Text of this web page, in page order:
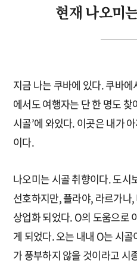
현재 나오미
지금 나는 쿠바에 있다. 쿠바
에서도 여행자는 단 한 명도 찾
시골’에 와있다. 이곳은 내가
이다.
나오미는 시골 취향이다. 도시
선호하지만, 플라야, 라르가나
상업화 되었다. O의 도움으로
게 되었다. 오는 내내 O는 시
가 풍부하지 않을 것이라고 시